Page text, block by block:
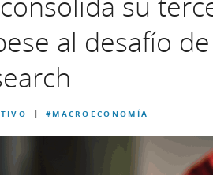
al desafío
#MACROECONOMÍA